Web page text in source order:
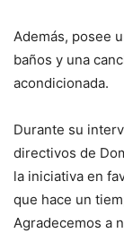
Además, posee
baños y una
acondicionada.
Durante su
directivos de
la iniciativa en
que hace un
Agradecemos a